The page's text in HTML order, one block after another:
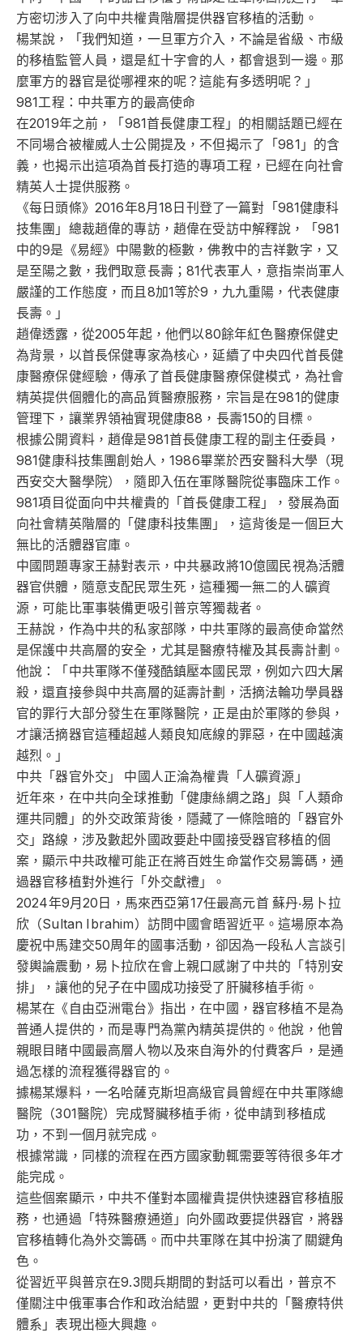
方密切涉入了向中共權貴階層提供器官移植的活動。
楊某說，「我們知道，一旦軍方介入，不論是省級、市級
的移植監管人員，還是紅十字會的人，都會退到一邊。那
麼軍方的器官是從哪裡來的呢？這能有多透明呢？」
981工程：中共軍方的最高使命
在2019年之前，「981首長健康工程」的相關話題已經在
不同場合被權威人士公開提及，不但揭示了「981」的含
義，也揭示出這項為首長打造的專項工程，已經在向社會
精英人士提供服務。
《每日頭條》2016年8月18日刊登了一篇對「981健康科
技集團」總裁趙偉的專訪，趙偉在受訪中解釋說，「981
中的9是《易經》中陽數的極數，佛教中的吉祥數字，又
是至陽之數，我們取意長壽；81代表軍人，意指崇尚軍人
嚴謹的工作態度，而且8加1等於9，九九重陽，代表健康
長壽。」
趙偉透露，從2005年起，他們以80餘年紅色醫療保健史
為背景，以首長保健專家為核心，延續了中央四代首長健
康醫療保健經驗，傳承了首長健康醫療保健模式，為社會
精英提供個體化的高品質醫療服務，宗旨是在981的健康
管理下，讓業界領袖實現健康88，長壽150的目標。
根據公開資料，趙偉是981首長健康工程的副主任委員，
981健康科技集團創始人，1986畢業於西安醫科大學（現
西安交大醫學院），隨即入伍在軍隊醫院從事臨床工作。
981項目從面向中共權貴的「首長健康工程」，發展為面
向社會精英階層的「健康科技集團」，這背後是一個巨大
無比的活體器官庫。
中國問題專家王赫對表示，中共暴政將10億國民視為活體
器官供體，隨意支配民眾生死，這種獨一無二的人礦資
源，可能比軍事裝備更吸引普京等獨裁者。
王赫說，作為中共的私家部隊，中共軍隊的最高使命當然
是保護中共高層的安全，尤其是醫療特權及其長壽計劃。
他說：「中共軍隊不僅殘酷鎮壓本國民眾，例如六四大屠
殺，還直接參與中共高層的延壽計劃，活摘法輪功學員器
官的罪行大部分發生在軍隊醫院，正是由於軍隊的參與，
才讓活摘器官這種超越人類良知底線的罪惡，在中國越演
越烈。」
中共「器官外交」 中國人正淪為權貴「人礦資源」
近年來，在中共向全球推動「健康絲綢之路」與「人類命
運共同體」的外交政策背後，隱藏了一條陰暗的「器官外
交」路線，涉及數起外國政要赴中國接受器官移植的個
案，顯示中共政權可能正在將百姓生命當作交易籌碼，通
過器官移植對外進行「外交獻禮」。
2024年9月20日，馬來西亞第17任最高元首 蘇丹‧易卜拉
欣（Sultan Ibrahim）訪問中國會晤習近平。這場原本為
慶祝中馬建交50周年的國事活動，卻因為一段私人言談引
發輿論震動，易卜拉欣在會上親口感謝了中共的「特別安
排」，讓他的兒子在中國成功接受了肝臟移植手術。
楊某在《自由亞洲電台》指出，在中國，器官移植不是為
普通人提供的，而是專門為黨內精英提供的。他說，他曾
親眼目睹中國最高層人物以及來自海外的付費客戶，是通
過怎樣的流程獲得器官的。
據楊某爆料，一名哈薩克斯坦高級官員曾經在中共軍隊總
醫院（301醫院）完成腎臟移植手術，從申請到移植成
功，不到一個月就完成。
根據常識，同樣的流程在西方國家動輒需要等待很多年才
能完成。
這些個案顯示，中共不僅對本國權貴提供快速器官移植服
務，也通過「特殊醫療通道」向外國政要提供器官，將器
官移植轉化為外交籌碼。而中共軍隊在其中扮演了關鍵角
色。
從習近平與普京在9.3閱兵期間的對話可以看出，普京不
僅關注中俄軍事合作和政治結盟，更對中共的「醫療特供
體系」表現出極大興趣。